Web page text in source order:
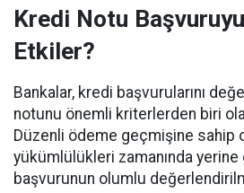
Kredi Notu
Etkiler?
Bankalar, kredi başvurularını
notunu önemli kriterlerden biri
Düzenli ödeme geçmişine sahip
yükümlülükleri zamanında
başvurunun olumlu